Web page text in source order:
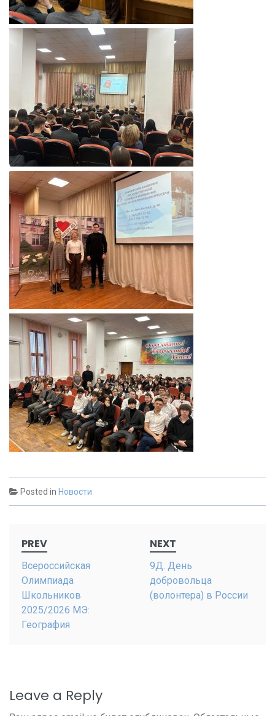
Posted in Новости
navigation
PREV
Всероссийская
Олимпиада
Школьников
2025/2026 МЭ:
География
NEXT
9Д. День
добровольца
(волонтера) в России
Leave a Reply